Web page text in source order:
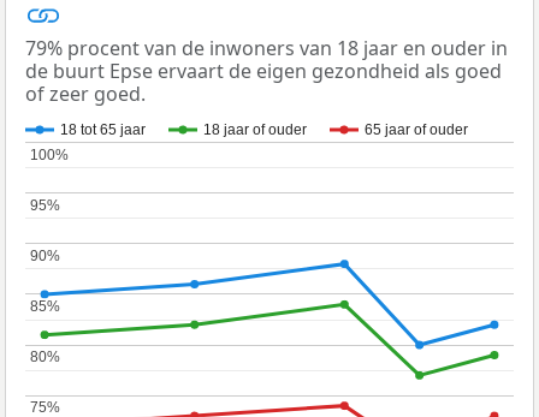
79% procent van de inwoners van 18 jaar en ouder in
de buurt Epse ervaart de eigen gezondheid als goed
of zeer goed.
18 tot 65 jaar 18 jaar of ouder 65 jaar of ouder
75%
75%
80%
80%
85%
85%
90%
90%
95%
95%
100%
100%